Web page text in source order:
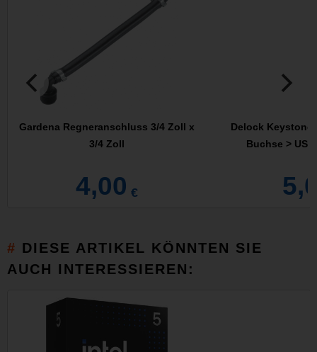
Gardena Regneranschluss 3/4 Zoll x
3/4 Zoll
4,00 €
Delock Keystone
Buchse >
DIESE ARTIKEL KÖNNTEN SIE
AUCH INTERESSIEREN: